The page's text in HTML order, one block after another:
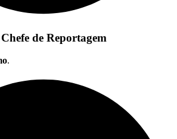
de Reportagem
.